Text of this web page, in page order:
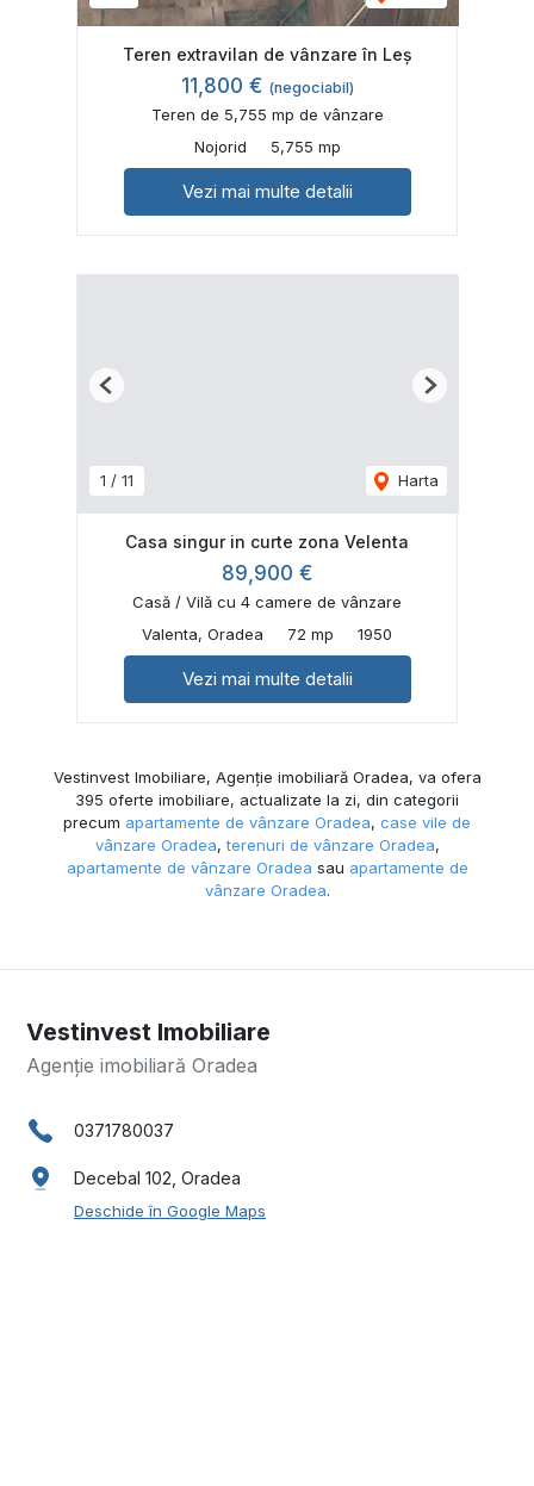
Teren extravilan de vânzare în Leș
11,800 € (negociabil)
Teren de 5,755 mp de vânzare
Nojorid
5,755 mp
Vezi mai multe detalii
1 / 11 Harta
Previous Next
Casa singur in curte zona Velenta
89,900 €
Casă / Vilă cu 4 camere de vânzare
Valenta, Oradea
72 mp 1950
Vezi mai multe detalii
Vestinvest Imobiliare, Agenție imobiliară Oradea, va ofera
395 oferte imobiliare, actualizate la zi, din categorii
precum apartamente de vânzare Oradea, case vile de
vânzare Oradea,terenuri de vânzare Oradea,
apartamente de vânzare Oradea sau apartamente de
vânzare Oradea.
Vestinvest Imobiliare
Agenție imobiliară Oradea
0371780037
Decebal 102, Oradea
Deschide în Google Maps